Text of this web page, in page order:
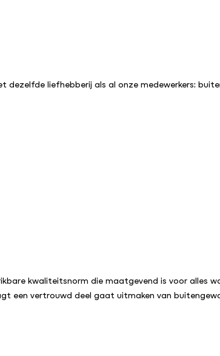
liefhebberij als al onze medewerkers:
kwaliteitsnorm die maatgevend is voor alles
een vertrouwd deel gaat uitmaken van